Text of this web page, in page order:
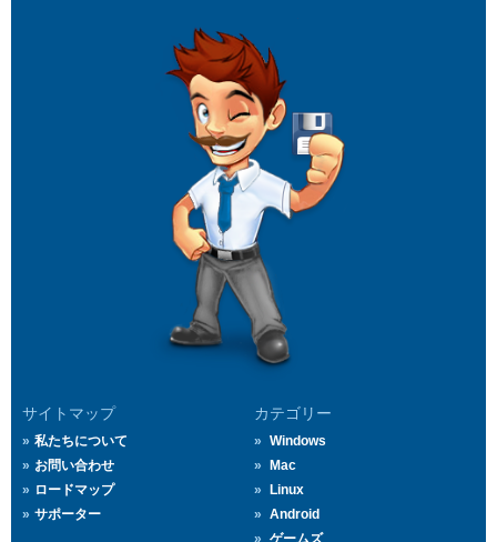
サイトマップ
私たちについて
お問い合わせ
ロードマップ
サポーター
カテゴリー
Windows
Mac
Linux
Android
ゲームズ